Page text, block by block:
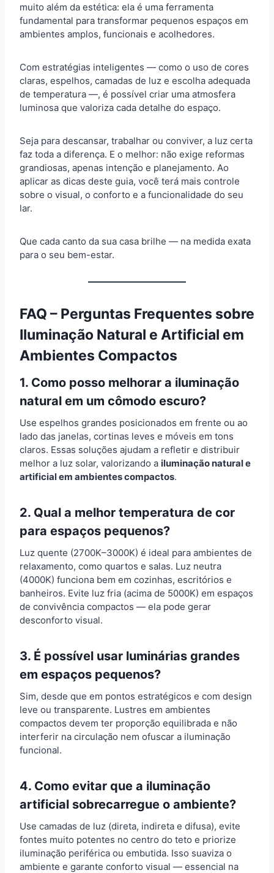
muito além da estética: ela é uma ferramenta
fundamental para transformar pequenos espaços em
ambientes amplos, funcionais e acolhedores.
Com estratégias inteligentes — como o uso de cores
claras, espelhos, camadas de luz e escolha adequada
de temperatura —, é possível criar uma atmosfera
luminosa que valoriza cada detalhe do espaço.
Seja para descansar, trabalhar ou conviver, a luz certa
faz toda a diferença. E o melhor: não exige reformas
grandiosas, apenas intenção e planejamento. Ao
aplicar as dicas deste guia, você terá mais controle
sobre o visual, o conforto e a funcionalidade do seu
lar.
Que cada canto da sua casa brilhe — na medida exata
para o seu bem-estar.
FAQ – Perguntas Frequentes sobre
Iluminação Natural e Artificial em
Ambientes Compactos
1. Como posso melhorar a iluminação
natural em um cômodo escuro?
Use espelhos grandes posicionados em frente ou ao
lado das janelas, cortinas leves e móveis em tons
claros. Essas soluções ajudam a refletir e distribuir
melhor a luz solar, valorizando a iluminação natural e
artificial em ambientes compactos.
2. Qual a melhor temperatura de cor
para espaços pequenos?
Luz quente (2700K–3000K) é ideal para ambientes de
relaxamento, como quartos e salas. Luz neutra
(4000K) funciona bem em cozinhas, escritórios e
banheiros. Evite luz fria (acima de 5000K) em espaços
de convivência compactos — ela pode gerar
desconforto visual.
3. É possível usar luminárias grandes
em espaços pequenos?
Sim, desde que em pontos estratégicos e com design
leve ou transparente. Lustres em ambientes
compactos devem ter proporção equilibrada e não
interferir na circulação nem ofuscar a iluminação
funcional.
4. Como evitar que a iluminação
artificial sobrecarregue o ambiente?
Use camadas de luz (direta, indireta e difusa), evite
fontes muito potentes no centro do teto e priorize
iluminação periférica ou embutida. Isso suaviza o
ambiente e garante conforto visual — essencial na